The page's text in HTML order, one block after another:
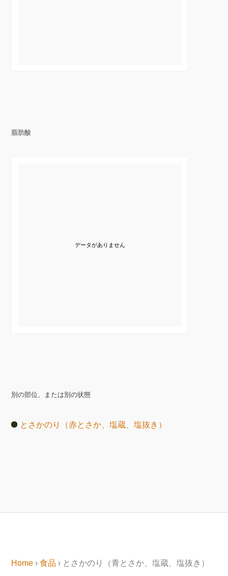
脂肪酸
データがありません
別の部位、または別の状態
とさかのり（赤とさか、塩蔵、塩抜き）
Home ›食品 › とさかのり（青とさか、塩蔵、塩抜き）